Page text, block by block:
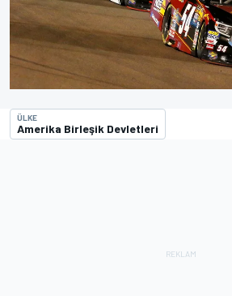
ÜLKE
Amerika Birleşik Devletleri